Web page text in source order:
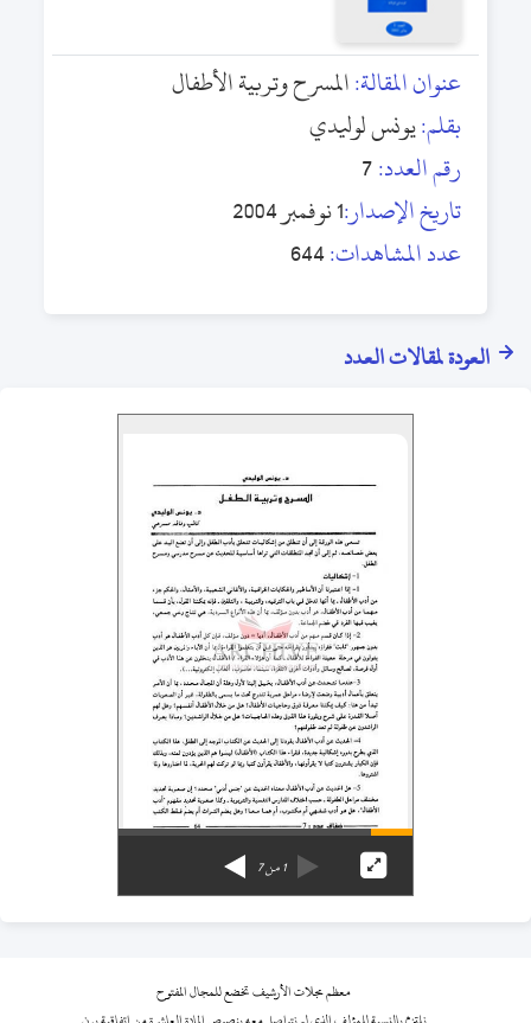
عنوان المقالة:المسرح وتربية الأطفال
بقلم:يونس لوليدي
رقم العدد:7
تاريخ الإصدار:1 نوفمبر 2004
عدد المشاهدات:644
العودة لمقالات العدد
1من7
معظم مجلات الأرشيف تخضع للمجال المفتوح